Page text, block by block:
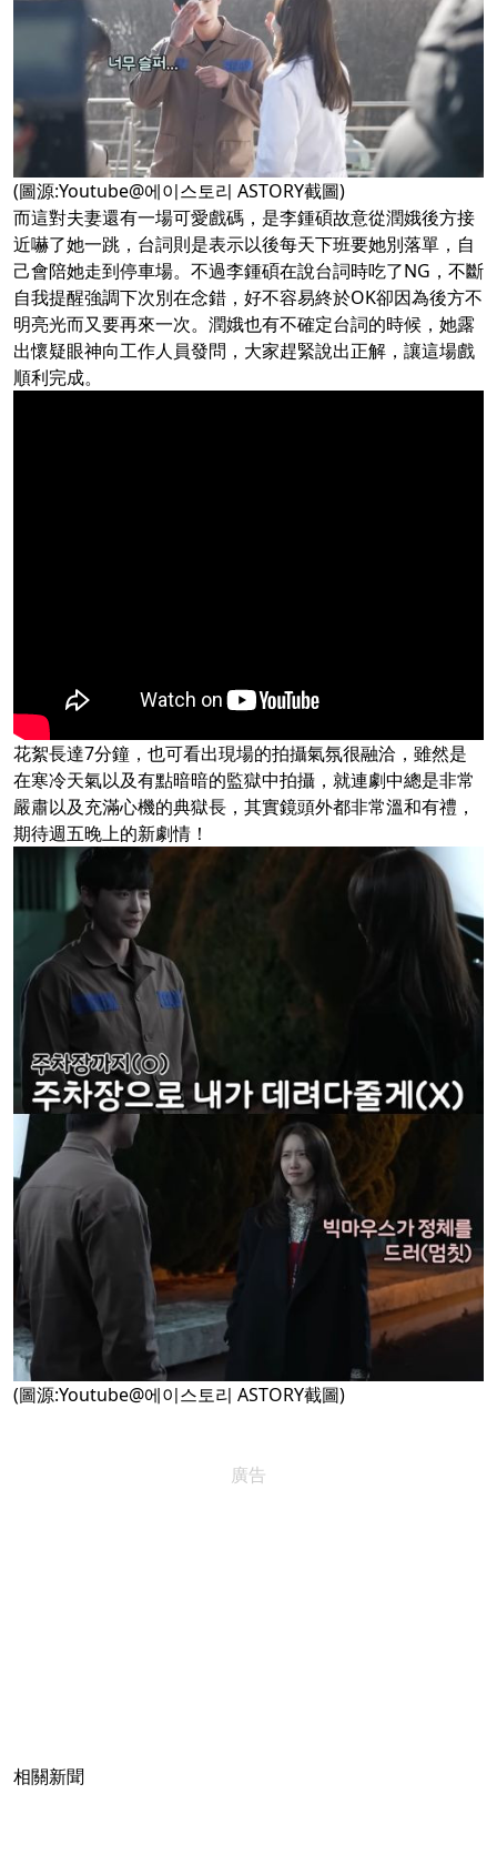
(圖源:Youtube@에이스토리 ASTORY截圖)
而這對夫妻還有一場可愛戲碼，是李鍾碩故意從潤娥後方接
近嚇了她一跳，台詞則是表示以後每天下班要她別落單，自
己會陪她走到停車場。不過李鍾碩在說台詞時吃了NG，不斷
自我提醒強調下次別在念錯，好不容易終於OK卻因為後方不
明亮光而又要再來一次。潤娥也有不確定台詞的時候，她露
出懷疑眼神向工作人員發問，大家趕緊說出正解，讓這場戲
順利完成。
花絮長達7分鐘，也可看出現場的拍攝氣氛很融洽，雖然是
在寒冷天氣以及有點暗暗的監獄中拍攝，就連劇中總是非常
嚴肅以及充滿心機的典獄長，其實鏡頭外都非常溫和有禮，
期待週五晚上的新劇情！
(圖源:Youtube@에이스토리 ASTORY截圖)
廣告
相關新聞